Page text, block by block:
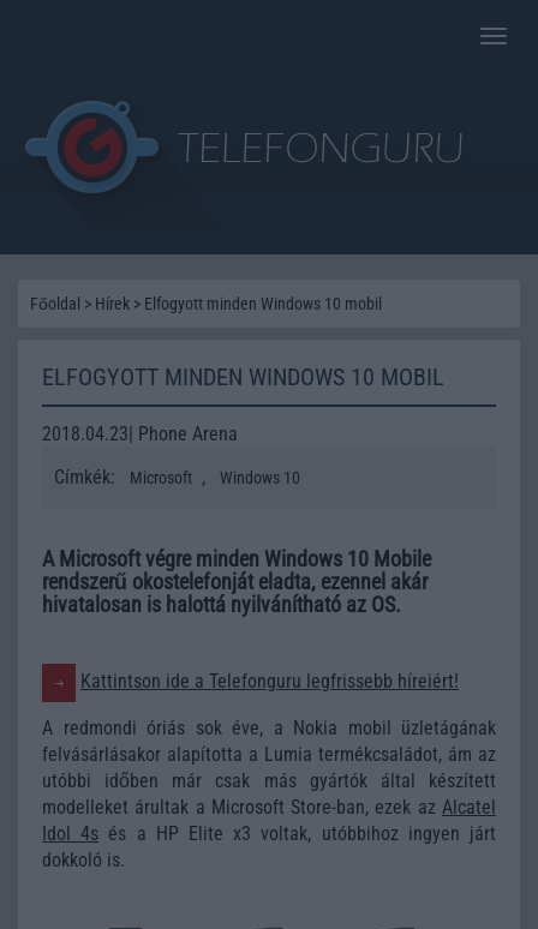
Toggle
Főoldal > Hírek > Elfogyott minden Windows 10 mobil
ELFOGYOTT MINDEN WINDOWS 10 MOBIL
2018.04.23| Phone Arena
Címkék:
Microsoft , Windows 10
A Microsoft végre minden Windows 10 Mobile
rendszerű okostelefonját eladta, ezennel akár
hivatalosan is halottá nyilvánítható az OS.
Kattintson ide a Telefonguru legfrissebb híreiért!
A redmondi óriás sok éve, a Nokia mobil üzletágának
felvásárlásakor alapította a Lumia termékcsaládot, ám az
utóbbi időben már csak más gyártók által készített
modelleket árultak a Microsoft Store-ban, ezek az Alcatel
Idol 4s és a HP Elite x3 voltak, utóbbihoz ingyen járt
dokkoló is.